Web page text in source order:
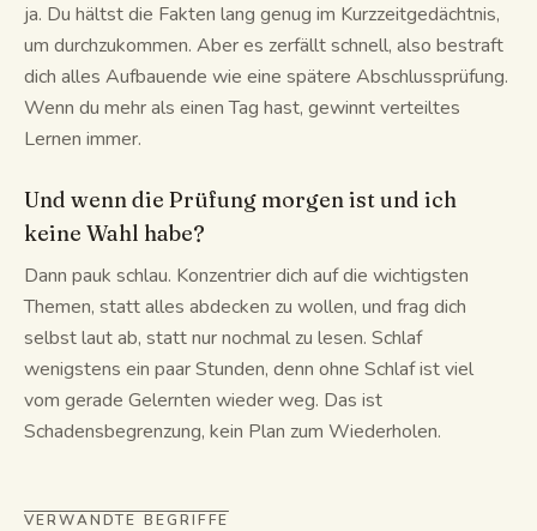
ja. Du hältst die Fakten lang genug im Kurzzeitgedächtnis,
um durchzukommen. Aber es zerfällt schnell, also bestraft
dich alles Aufbauende wie eine spätere Abschlussprüfung.
Wenn du mehr als einen Tag hast, gewinnt verteiltes
Lernen immer.
Und wenn die Prüfung morgen ist und ich
keine Wahl habe?
Dann pauk schlau. Konzentrier dich auf die wichtigsten
Themen, statt alles abdecken zu wollen, und frag dich
selbst laut ab, statt nur nochmal zu lesen. Schlaf
wenigstens ein paar Stunden, denn ohne Schlaf ist viel
vom gerade Gelernten wieder weg. Das ist
Schadensbegrenzung, kein Plan zum Wiederholen.
VERWANDTE BEGRIFFE